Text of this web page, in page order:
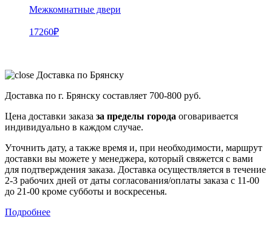
Межкомнатные двери
17260₽
Доставка по Брянску
Доставка по г. Брянску составляет 700-800 руб.
Цена доставки заказа за пределы города оговаривается
индивидуально в каждом случае.
Уточнить дату, а также время и, при необходимости, маршрут
доставки вы можете у менеджера, который свяжется с вами
для подтверждения заказа. Доставка осуществляется в течение
2-3 рабочих дней от даты согласования/оплаты заказа с 11-00
до 21-00 кроме субботы и воскресенья.
Подробнее